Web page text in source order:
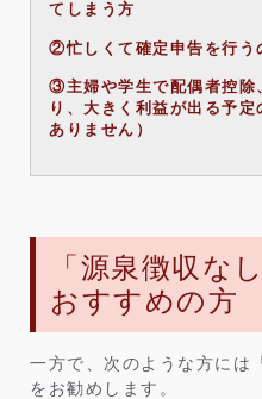
てしまう方
②忙しくて確定申告を行う
③主婦や学生で配偶者控除
り、大きく利益が出る予
ありません）
「源泉徴収な
おすすめの方
一方で、次のような方には
をお勧めします。